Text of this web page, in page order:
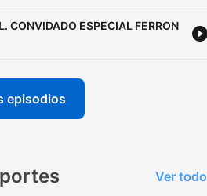
ESPECIAL FERRON
episodios
Ver todo